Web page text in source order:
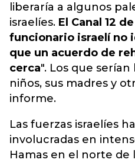
liberaría a algunos
israelíes. El Canal 12
funcionario israelí no
que un acuerdo de
cerca". Los que
niños, sus madres y
informe.
Las fuerzas israelíes
involucradas en
Hamas en el norte de